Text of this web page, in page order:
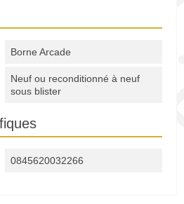
Borne Arcade
Neuf ou reconditionné à neuf
sous blister
0845620032266